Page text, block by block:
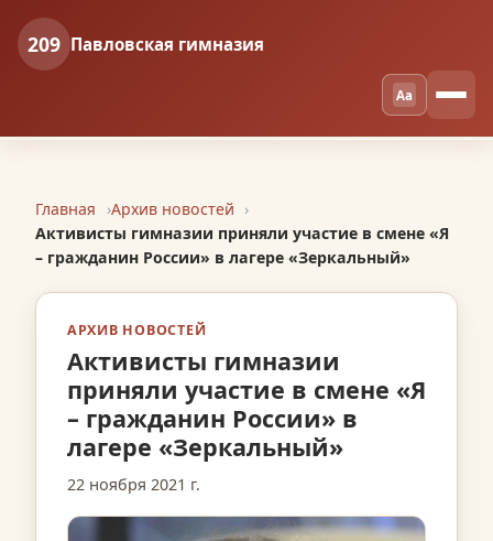
209 Павловская гимназия
Aa
Главная
Архив новостей
Активисты гимназии приняли участие в смене «Я
– гражданин России» в лагере «Зеркальный»
АРХИВ НОВОСТЕЙ
Активисты гимназии
приняли участие в смене «Я
– гражданин России» в
лагере «Зеркальный»
22 ноября 2021 г.